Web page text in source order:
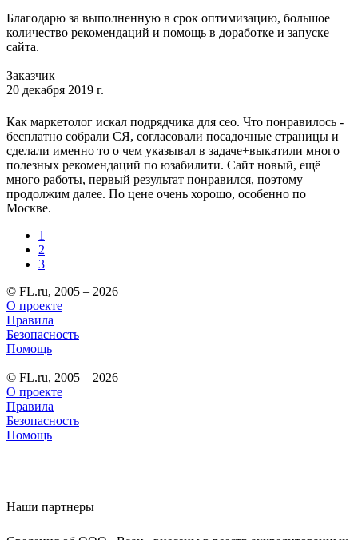
Благодарю за выполненную в срок оптимизацию, большое
количество рекомендаций и помощь в доработке и запуске
сайта.
Заказчик
20 декабря 2019 г.
Как маркетолог искал подрядчика для сео. Что понравилось -
бесплатно собрали СЯ, согласовали посадочные страницы и
сделали именно то о чем указывал в задаче+выкатили много
полезных рекомендаций по юзабилити. Сайт новый, ещё
много работы, первый результат понравился, поэтому
продолжим далее. По цене очень хорошо, особенно по
Москве.
1
2
3
© FL.ru, 2005 – 2026
О проекте
Правила
Безопасность
Помощь
© FL.ru, 2005 – 2026
О проекте
Правила
Безопасность
Помощь
Наши партнеры